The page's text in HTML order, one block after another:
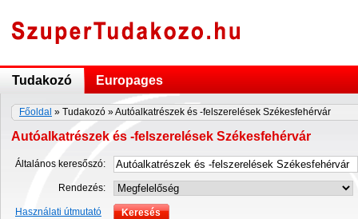
Tudakozó Europages
Főoldal » Tudakozó » Autóalkatrészek és -felszerelések Székesfehérvár
Autóalkatrészek és -felszerelések Székesfehérvár
Általános keresőszó:
Rendezés:
Használati útmutató